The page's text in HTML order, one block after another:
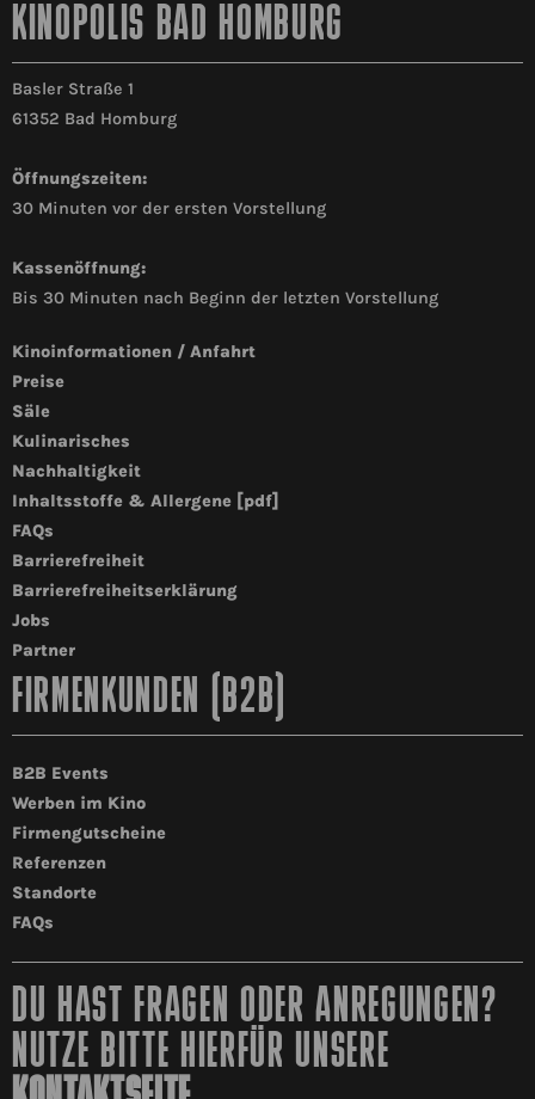
KINOPOLIS BAD HOMBURG
Basler Straße 1
61352 Bad Homburg
Öffnungszeiten:
30 Minuten vor der ersten Vorstellung
Kassenöffnung:
Bis 30 Minuten nach Beginn der letzten Vorstellung
Kinoinformationen / Anfahrt
Preise
Säle
Kulinarisches
Nachhaltigkeit
Inhaltsstoffe & Allergene [pdf]
FAQs
Barrierefreiheit
Barrierefreiheitserklärung
Jobs
Partner
FIRMENKUNDEN (B2B)
B2B Events
Werben im Kino
Firmengutscheine
Referenzen
Standorte
FAQs
DU HAST FRAGEN ODER ANREGUNGEN?
NUTZE BITTE HIERFÜR UNSERE